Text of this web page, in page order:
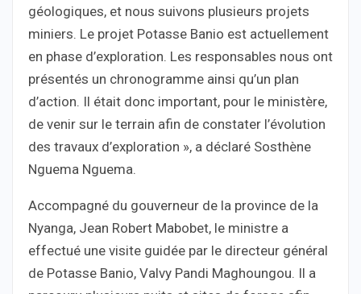
géologiques, et nous suivons plusieurs projets
miniers. Le projet Potasse Banio est actuellement
en phase d’exploration. Les responsables nous ont
présentés un chronogramme ainsi qu’un plan
d’action. Il était donc important, pour le ministère,
de venir sur le terrain afin de constater l’évolution
des travaux d’exploration », a déclaré Sosthène
Nguema Nguema.
Accompagné du gouverneur de la province de la
Nyanga, Jean Robert Mabobet, le ministre a
effectué une visite guidée par le directeur général
de Potasse Banio, Valvy Pandi Maghoungou. Il a